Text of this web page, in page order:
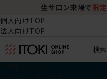
坐サロン来場で 限
個人向けTOP
法人向けTOP
検索